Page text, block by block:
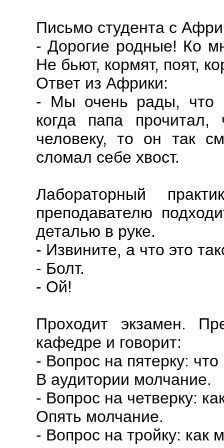
Письмо студента с
- Дорогие родные! Ко
Не бьют, кормят, поят,
Ответ из Африки:
- Мы очень рады, что
когда папа
человеку, то он так
сломал себе хвост.
Лабораторный
преподавателю
деталью в руке.
- Извините, а что это
- Болт.
- Ой!
Проходит экзамен.
кафедре и говорит:
- Вопрос на пятерку:
В аудитории молчание.
- Вопрос на четверку:
Опять молчание.
- Вопрос на тройку: как